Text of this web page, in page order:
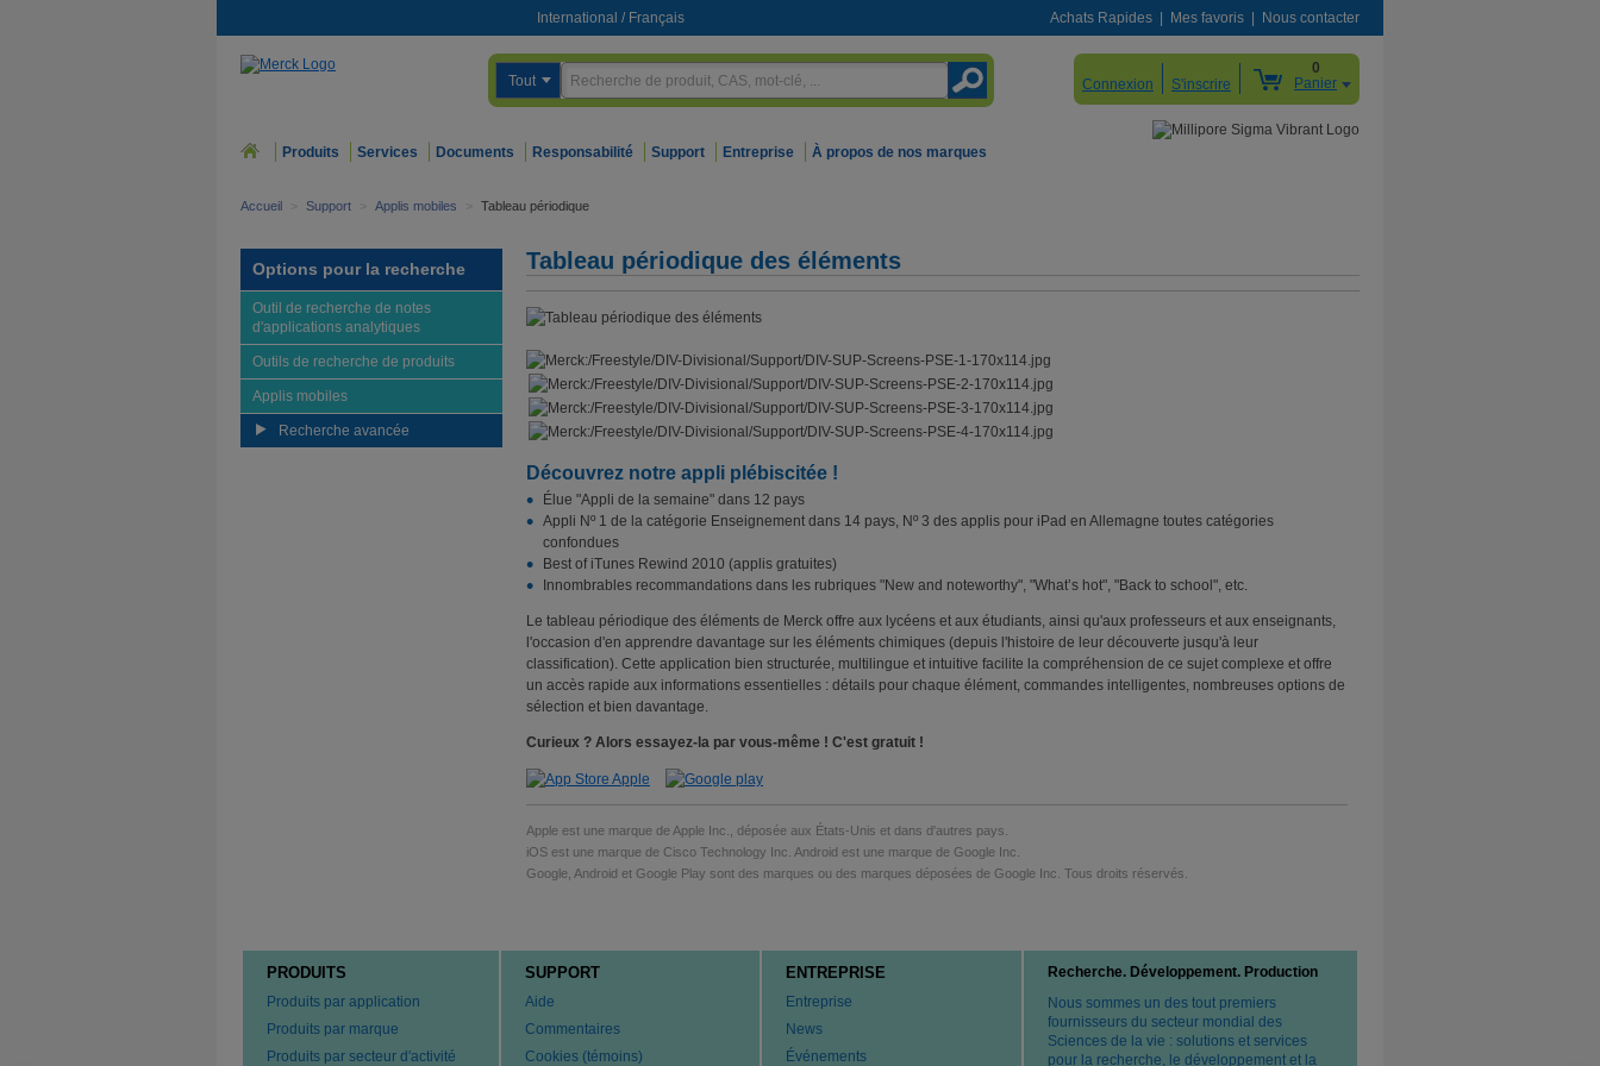
International / Français Achats Rapides Mes favoris Nous contacter
Tout Connexion S'inscrire
0
Panier
Produits Services Documents Responsabilité Support Entreprise À propos de nos marques
Accueil > Support > Applis mobiles > Tableau périodique
Options pour la recherche
Outil de recherche de notes
d'applications analytiques
Outils de recherche de produits
Applis mobiles
Recherche avancée
Tableau périodique des éléments
Découvrez notre appli plébiscitée !
Élue "Appli de la semaine" dans 12 pays
Appli Nº 1 de la catégorie Enseignement dans 14 pays, Nº 3 des applis pour iPad en Allemagne toutes catégories
confondues
Best of iTunes Rewind 2010 (applis gratuites)
Innombrables recommandations dans les rubriques "New and noteworthy", "What’s hot", "Back to school", etc.
Le tableau périodique des éléments de Merck offre aux lycéens et aux étudiants, ainsi qu'aux professeurs et aux enseignants,
l'occasion d'en apprendre davantage sur les éléments chimiques (depuis l'histoire de leur découverte jusqu'à leur
classification). Cette application bien structurée, multilingue et intuitive facilite la compréhension de ce sujet complexe et offre
un accès rapide aux informations essentielles : détails pour chaque élément, commandes intelligentes, nombreuses options de
sélection et bien davantage.
Curieux ? Alors essayez-la par vous-même ! C'est gratuit !
Apple est une marque de Apple Inc., déposée aux États-Unis et dans d'autres pays.
iOS est une marque de Cisco Technology Inc. Android est une marque de Google Inc.
Google, Android et Google Play sont des marques ou des marques déposées de Google Inc. Tous droits réservés.
PRODUITS
Produits par application
Produits par marque
Produits par secteur d'activité
SUPPORT
Aide
Commentaires
Cookies (témoins)
ENTREPRISE
Entreprise
News
Événements
Recherche. Développement. Production
Nous sommes un des tout premiers
fournisseurs du secteur mondial des
Sciences de la vie : solutions et services
pour la recherche, le développement et la